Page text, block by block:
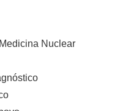
Nuclear